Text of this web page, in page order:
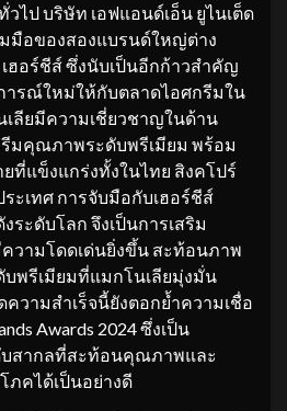
ไป บริษัท เอฟแอนด์เอ็น ยูไนเต็ด
มือของสองแบรนด์ใหญ่ต่าง
เฮอร์ชีส์ ซึ่งนับเป็นอีกก้าวสำคัญ
ารณ์ใหม่ให้กับตลาดไอศกรีมใน
เลียมีความเชี่ยวชาญในด้าน
คุณภาพระดับพรีเมียม พร้อม
ที่แข็งแกร่งทั้งในไทย สิงคโปร์
ะเทศ การจับมือกับเฮอร์ชีส์
ะดับโลก จึงเป็นการเสริม
ามโดดเด่นยิ่งขึ้น สะท้อนภาพ
พรีเมียมที่แมกโนเลียมุ่งมั่น
วามสำเร็จนี้ยังตอกย้ำความเชื่อ
Awards 2024 ซึ่งเป็น
บสากลที่สะท้อนคุณภาพและ
ภคได้เป็นอย่างดี